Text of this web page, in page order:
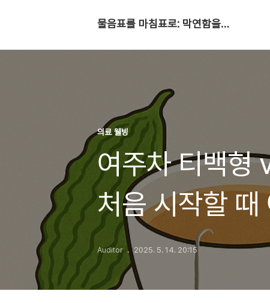
물음표를 마침표로: 막연함을 확신으로
의료 웰빙
여주차 티백형
처음 시작할
Auditor 2025. 5. 14. 20:15